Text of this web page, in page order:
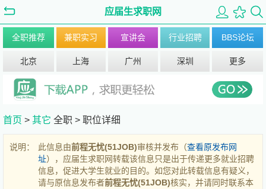
应届生求职网
全职推荐 兼职实习 宣讲会 行业招聘 BBS论坛
北京 上海 广州 深圳 更多
首页 > 其它 全职 > 职位详细
说明： 此信息由前程无忧(51JOB)审核并发布（查看原发布网
址），应届生求职网转载该信息只是出于传递更多就业招聘
信息，促进大学生就业的目的。如您对此转载信息有疑义，
请与原信息发布者前程无忧(51JOB)核实，并请同时联系本